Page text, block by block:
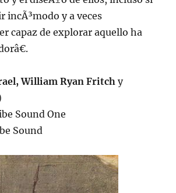
incÃ³modo y a veces
capaz de explorar aquello ha
William Ryan Fritchy
Sound One
Sound